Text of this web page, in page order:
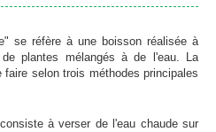
se réfère à une boisson réalisée à
plantes mélangés à de l'eau. La
selon trois méthodes principales
à verser de l'eau chaude sur